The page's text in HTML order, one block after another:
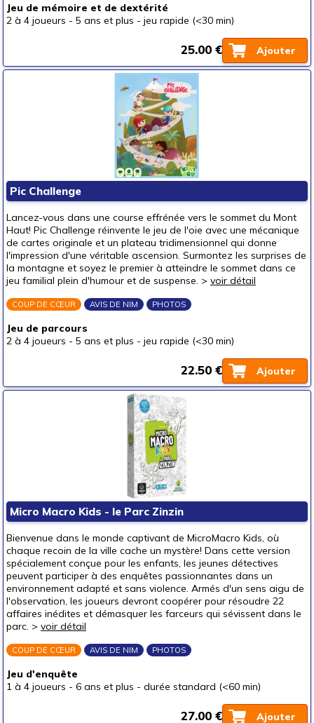
Jeu de mémoire et de dextérité
2 à 4 joueurs - 5 ans et plus - jeu rapide (<30 min)
Ajouter
25.00 €
Pic Challenge
Lancez-vous dans une course effrénée vers le sommet du Mont
Haut! Pic Challenge réinvente le jeu de l'oie avec une mécanique
de cartes originale et un plateau tridimensionnel qui donne
l'impression d'une véritable ascension. Surmontez les surprises de
la montagne et soyez le premier à atteindre le sommet dans ce
jeu familial plein d'humour et de suspense. > voir détail
COUP DE CŒUR AVIS DE NIM PHOTOS
Jeu de parcours
2 à 4 joueurs - 5 ans et plus - jeu rapide (<30 min)
Ajouter
22.50 €
Micro Macro Kids - le Parc Zinzin
Bienvenue dans le monde captivant de MicroMacro Kids, où
chaque recoin de la ville cache un mystère! Dans cette version
spécialement conçue pour les enfants, les jeunes détectives
peuvent participer à des enquêtes passionnantes dans un
environnement adapté et sans violence. Armés d'un sens aigu de
l'observation, les joueurs devront coopérer pour résoudre 22
affaires inédites et démasquer les farceurs qui sévissent dans le
parc. > voir détail
COUP DE CŒUR AVIS DE NIM PHOTOS
Jeu d'enquête
1 à 4 joueurs - 6 ans et plus - durée standard (<60 min)
Ajouter
27.00 €